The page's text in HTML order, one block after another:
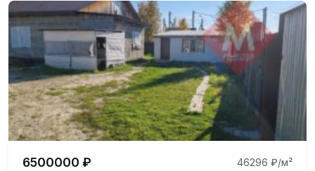
6500000 ₽ 46296 ₽/м²